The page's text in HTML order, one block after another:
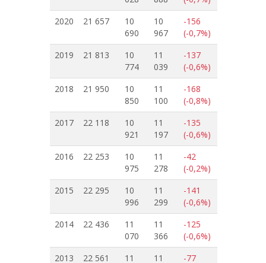
2020
21 657
10
690
10
967
-156
(-0,7%)
2019
21 813
10
774
11
039
-137
(-0,6%)
2018
21 950
10
850
11
100
-168
(-0,8%)
2017
22 118
10
921
11
197
-135
(-0,6%)
2016
22 253
10
975
11
278
-42
(-0,2%)
2015
22 295
10
996
11
299
-141
(-0,6%)
2014
22 436
11
070
11
366
-125
(-0,6%)
2013
22 561 11 11 -77